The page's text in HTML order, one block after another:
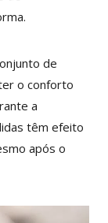
de
o conforto
a
têm efeito
após o